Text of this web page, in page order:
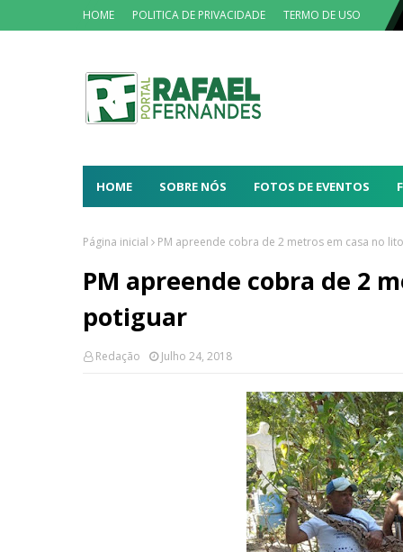
HOME POLITICA DE PRIVACIDADE TERMO DE USO
HOME SOBRE NÓS FOTOS DE EVENTOS
Página inicial PM apreende cobra de 2 metros em casa no
PM apreende cobra de 2
potiguar
Redação Julho 24, 2018